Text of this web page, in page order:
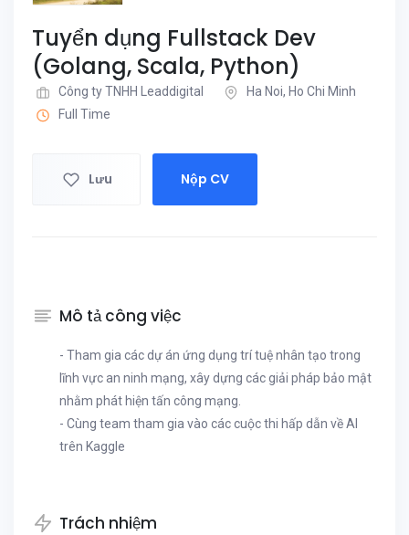
Tuyển dụng Fullstack Dev
(Golang, Scala, Python)
Công ty TNHH Leaddigital
Ha Noi, Ho Chi Minh
Full Time
Lưu Nộp CV
Mô tả công việc
- Tham gia các dự án ứng dụng trí tuệ nhân tạo trong
lĩnh vực an ninh mạng, xây dựng các giải pháp bảo mật
nhằm phát hiện tấn công mạng.
- Cùng team tham gia vào các cuộc thi hấp dẫn về AI
trên Kaggle
Trách nhiệm